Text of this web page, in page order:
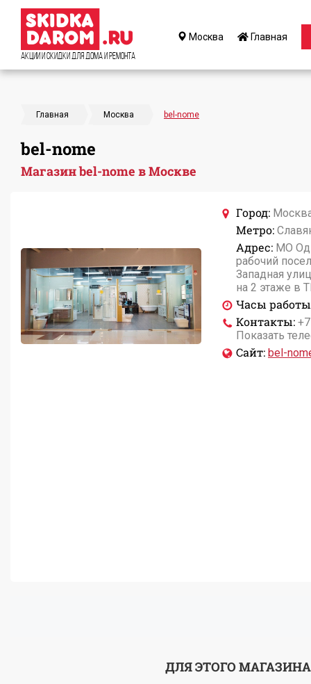
Акции и Скидки для дома и ремонта
Москва Главная
Главная Москва bel-nome
bel-nome
Магазин bel-nome в Москве
Город:
Метро:
Адрес: МО
рабочий
Западная
на 2 этаже в
Часы
Контакты:
Показать
Сайт: bel-
ДЛЯ ЭТОГО